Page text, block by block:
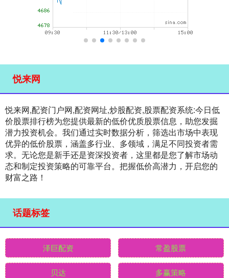
悦来网
悦来网,配资门户网,配资网址,炒股配资,股票配资系统:今日低
价股票排行榜为您提供最新的低价优质股票信息，助您发掘
潜力投资机会。我们通过实时数据分析，筛选出市场中表现
优异的低价股票，涵盖多行业、多领域，满足不同投资者需
求。无论您是新手还是资深投资者，这里都是您了解市场动
态和制定投资策略的可靠平台。把握低价高潜力，开启您的
财富之路！
话题标签
泽巨配资 常盈股票
贝达 多赢策略